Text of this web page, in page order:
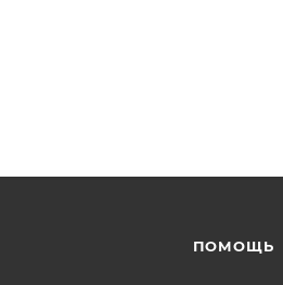
ПОМОЩЬ